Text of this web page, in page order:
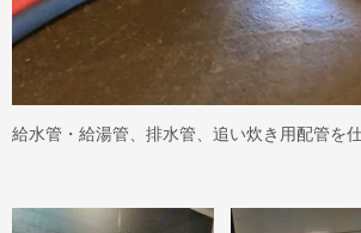
給水管・給湯管、排水管、追い炊き用配管を